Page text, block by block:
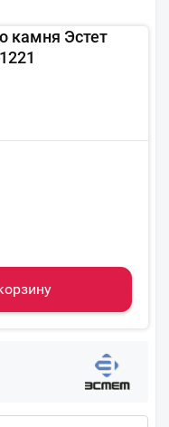
камня Эстет